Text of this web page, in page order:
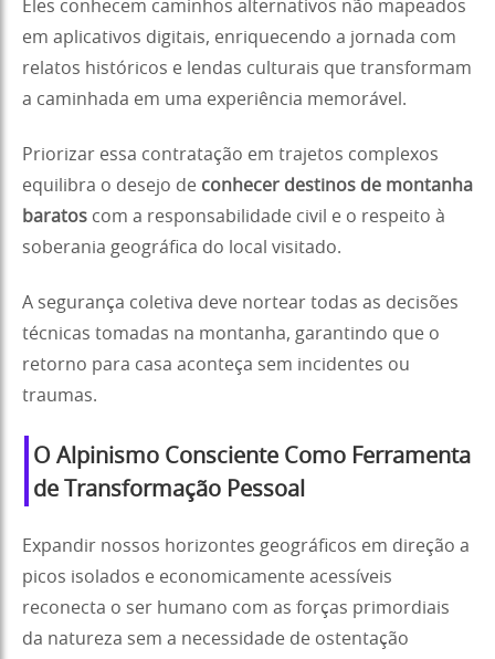
Eles conhecem caminhos alternativos não mapeados
em aplicativos digitais, enriquecendo a jornada com
relatos históricos e lendas culturais que transformam
a caminhada em uma experiência memorável.
Priorizar essa contratação em trajetos complexos
equilibra o desejo de conhecer destinos de montanha
baratos com a responsabilidade civil e o respeito à
soberania geográfica do local visitado.
A segurança coletiva deve nortear todas as decisões
técnicas tomadas na montanha, garantindo que o
retorno para casa aconteça sem incidentes ou
traumas.
O Alpinismo Consciente Como Ferramenta
de Transformação Pessoal
Expandir nossos horizontes geográficos em direção a
picos isolados e economicamente acessíveis
reconecta o ser humano com as forças primordiais
da natureza sem a necessidade de ostentação